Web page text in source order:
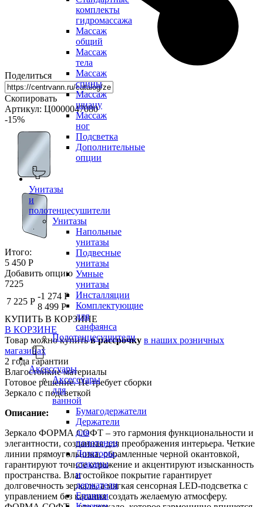
комплекты
гидромассажа
Массаж
общий
Массаж
тела
Массаж
спины
Массаж
шиацу
Массаж
ног
Подсветка
Дополнительные
опции
Унитазы
и
полотенцесушители
Унитазы
Напольные
унитазы
Подвесные
унитазы
Умные
унитазы
Инсталляции
Комплектующие
для
санфаянса
Полотенцесушители
Аксессуары
Аксессуары
для
ванной
Бумагодержатели
Держатели
для
полотенец
Дозаторы,
стаканы
и
держатели
Ершики
Поделиться
Скопировать
Артикул: Ц0000047080
-15%
Итого:
5 450 Р
Добавить опцию
7225
7 225 Р
-1 274 Р
8 499 Р
КУПИТЬ В КОРЗИНЕ
В КОРЗИНЕ
Товар можно купитьв рассрочку в наших розничных
магазинах
2 года гарантии
Влагостойкие материалы
Готовое решение. Не требует сборки
Зеркало с подсветкой
Описание:
Зеркало ФОРМА СОФТ – это гармония функциональности и
элегантности, созданная для преображения интерьера. Четкие
линии прямоугольника, обрамленные черной окантовкой,
гарантируют точное отражение и акцентируют изысканность
пространства. Влагостойкое покрытие гарантирует
долговечность зеркала, а мягкая сенсорная LED-подсветка с
управлением без касания создать желаемую атмосферу.